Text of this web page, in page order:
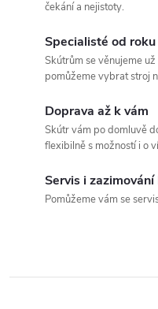
čekání a nejistoty.
Specialisté od
Skútrům se věnujeme
pomůžeme vybrat stroj
Doprava až k vám
Skútr vám po domluvě
flexibilně s možností i o
Servis i
Pomůžeme vám se